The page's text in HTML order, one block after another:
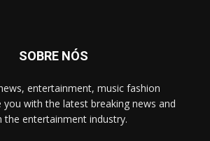
SOBRE NÓS
entertainment, music fashion
you with the latest breaking news and
entertainment industry.